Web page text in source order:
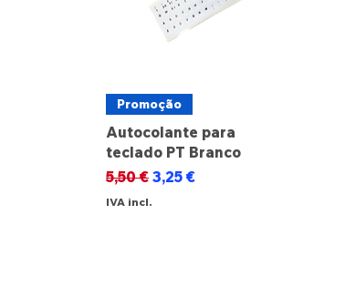
Promoção
Autocolante para
teclado PT Branco
Preço normal
5,50 € Preço promocional
3,25 €
IVA incl.